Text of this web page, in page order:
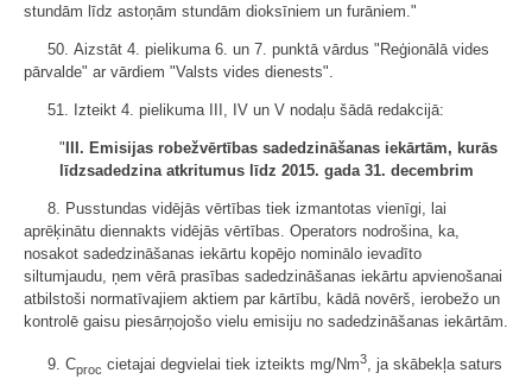
stundām līdz astoņām stundām dioksīniem un furāniem."
50. Aizstāt 4. pielikuma 6. un 7. punktā vārdus "Reģionālā vides
pārvalde" ar vārdiem "Valsts vides dienests".
51. Izteikt 4. pielikuma III, IV un V nodaļu šādā redakcijā:
" III. Emisijas robežvērtības sadedzināšanas iekārtām, kurās
līdzsadedzina atkritumus līdz 2015. gada 31. decembrim
8. Pusstundas vidējās vērtības tiek izmantotas vienīgi, lai
aprēķinātu diennakts vidējās vērtības. Operators nodrošina, ka,
nosakot sadedzināšanas iekārtu kopējo nominālo ievadīto
siltumjaudu, ņem vērā prasības sadedzināšanas iekārtu apvienošanai
atbilstoši normatīvajiem aktiem par kārtību, kādā novērš, ierobežo un
kontrolē gaisu piesārņojošo vielu emisiju no sadedzināšanas iekārtām.
9. Cproc cietajai degvielai tiek izteikts mg/Nm3, ja skābekļa saturs